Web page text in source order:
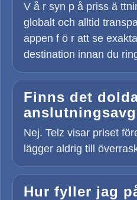
V å r syn p å priss ä
globalt och alltid
appen f ö r att se
destination innan du
Finns det
Nej. Telz visar priset
lägger aldrig till
Hur fyller jag